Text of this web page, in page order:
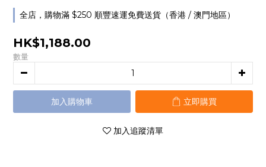
全店，購物滿 $250 順豐速運免費送貨（香港 / 澳門地區）
HK$1,188.00
數量
加入購物車 立即購買
加入追蹤清單